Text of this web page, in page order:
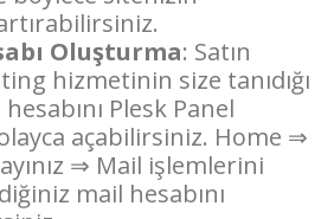
artırabilirsiniz.
Oluşturma: Satın
hizmetinin size tanıdığı
Plesk Panel
açabilirsiniz. Home ⇒
⇒ Mail işlemlerini
mail hesabını